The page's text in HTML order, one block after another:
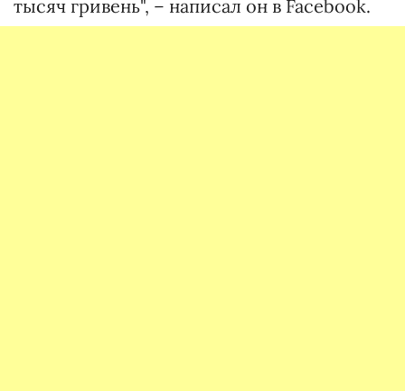
тысяч гривень", – написал он в Facebook.